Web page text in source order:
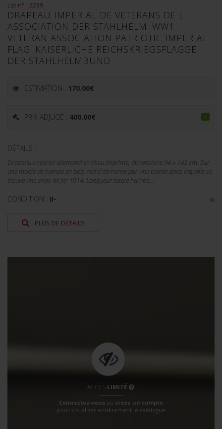
Lot n° : 2239
DRAPEAU IMPERIAL DE VETERANS DE L
ASSOCIATION DER STAHLHELM. WW1
VETERAN ASSOCIATION PATRIOTIC IMPERIAL
FLAG. KAISERLICHE REICHSKRIEGSFLAGGE
DER STAHLHELMBUND
ESTIMATION : 170.00€
PRIX ADJUGÉ : 400.00€
DÉTAILS :
Drapeau imperial allemand en tissu imprime, dimensions 94 x 143 cm. Sur
une moitie de hampe en bois noirci terminee par une pointe dans laquelle se
trouve une croix de fer 1914. Longueur totale hampe...
CONDITION : II-
PLUS DE DÉTAILS
ACCÈS LIMITÉ
Connectez-vous ou créez un compte
pour visualiser entièrement le catalogue